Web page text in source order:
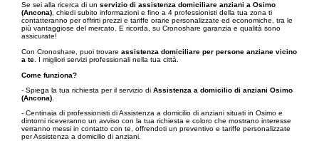
Se sei alla ricerca di un servizio di assistenza domiciliare anziani a Osimo
(Ancona) , chiedi subito informazioni e fino a 4 professionisti della tua zona ti
contatteranno per offrirti prezzi e tariffe orarie personalizzate ed economiche, tra le
più vantaggiose del mercato. E ricorda, su Cronoshare garanzia e qualità sono
assicurate!
Con Cronoshare, puoi trovare assistenza domiciliare per persone anziane vicino
a te . I migliori servizi professionali nella tua città.
Come funziona?
- Spiega la tua richiesta per il servizio di Assistenza a domicilio di anziani Osimo
(Ancona)
- Centinaia di professionisti di Assistenza a domicilio di anziani situati in Osimo e
dintorni riceveranno un avviso con la tua richiesta e coloro che mostrano interesse
verranno messi in contatto con te, offrendoti un preventivo e tariffe personalizzate
per Assistenza a domicilio di anziani.